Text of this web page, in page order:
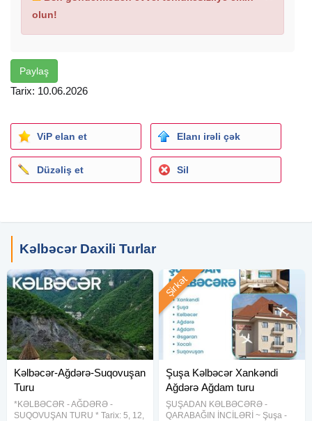
məlumatlar
Suqovuşan
• Alban Kilsəsi
Ağdərə
• Sərsəng Su Anbarı
• İstisu Mineral Su Zavodu
• İstisu hovuzu
• Tərtər çayı
• Turşsu
• Kəlbəcər şəhər gəzintisi
•Laçın–Kəlbəcər Tuneli
• Laçın–Kəlbəcər Kanyonu
• Xudavəng Monastırı
• Kəlbəcər Şəlaləsi (Azad Şəlaləsi)
• Xaçın çayı
• Soyuq Bulaq Körpüsü
olun!
Paylaş
Tarix: 10.06.2026
ViP elan et Elanı irəli çək
Düzəliş et Sil
Kəlbəcər Daxili Turlar
Kəlbəcər-Ağdərə-Suqovuşan
Turu
*KƏLBƏCƏR - AĞDƏRƏ -
SUQOVUŞAN TURU * Tarix: 5, 12,
Şuşa Kəlbəcər Xankəndi
Ağdərə Ağdam turu
ŞUŞADAN KƏLBƏCƏRƏ -
QARABAĞIN İNCİLƏRİ ~ Şuşa -
Şirkət